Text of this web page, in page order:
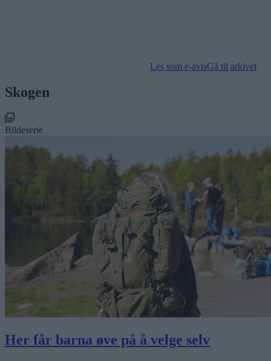
Les som e-avisGå til arkivet
Skogen
Bildeserie
Her får barna øve på å velge selv